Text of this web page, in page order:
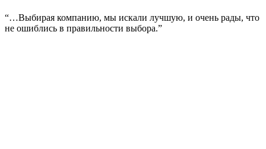
“…Выбирая компанию, мы искали лучшую, и очень рады, что
не ошиблись в правильности выбора.”